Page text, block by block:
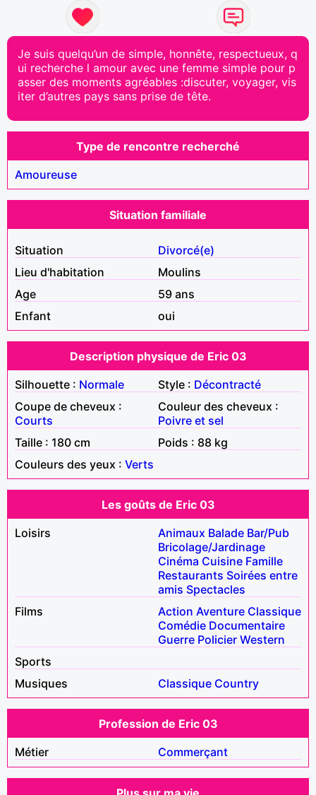
Je suis quelqu’un de simple, honnête, respectueux, q
ui recherche l amour avec une femme simple pour p
asser des moments agréables :discuter, voyager, vis
iter d’autres pays sans prise de tête.
Type de rencontre recherché
Amoureuse
Situation familiale
Situation
Divorcé(e)
Lieu d'habitation
Moulins
Age
59 ans
Enfant
oui
Description physique de Eric 03
Silhouette : Normale Style : Décontracté
Coupe de cheveux :
Courts
Couleur des cheveux :
Poivre et sel
Taille : 180 cm
Poids : 88 kg
Couleurs des yeux : Verts
Les goûts de Eric 03
Loisirs
Animaux Balade Bar/Pub
Bricolage/Jardinage
Cinéma Cuisine Famille
Restaurants Soirées entre
amis Spectacles
Films
Action Aventure Classique
Comédie Documentaire
Guerre Policier Western
Sports
Musiques
Classique Country
Profession de Eric 03
Métier
Commerçant